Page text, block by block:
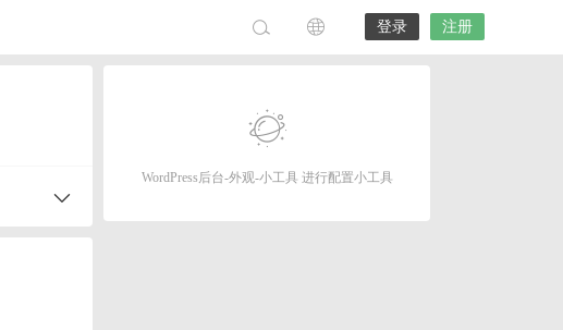
登录 注册
WordPress后台-外观-小工具 进行配置小工具